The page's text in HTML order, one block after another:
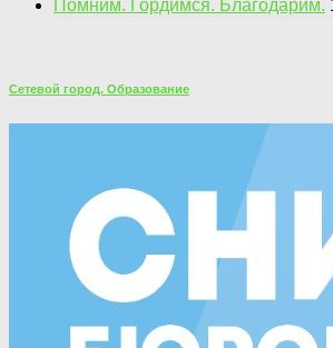
Помним. Гордимся. Благодарим.
Сетевой город. Образование